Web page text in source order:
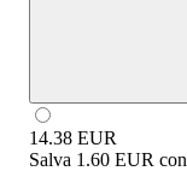
14.38 EUR
Salva 1.60 EUR con